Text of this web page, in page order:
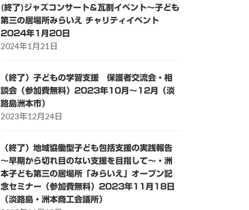
(終了)ジャズコンサート＆瓦割イベント～子ども
第三の居場所みらいえ チャリティイベント
2024年1月20日
2024年1月21日
（終了）子どもの学習支援 保護者交流会・相
談会（参加費無料）2023年10月～12月（淡
路島洲本市）
2023年12月24日
（終了）地域協働型子ども包括支援の実践報告
～早期から切れ目のない支援を目指して～・洲
本子ども第三の居場所「みらいえ」オープン記
念セミナー（参加費無料）2023年11月18日
（淡路島・洲本商工会議所）